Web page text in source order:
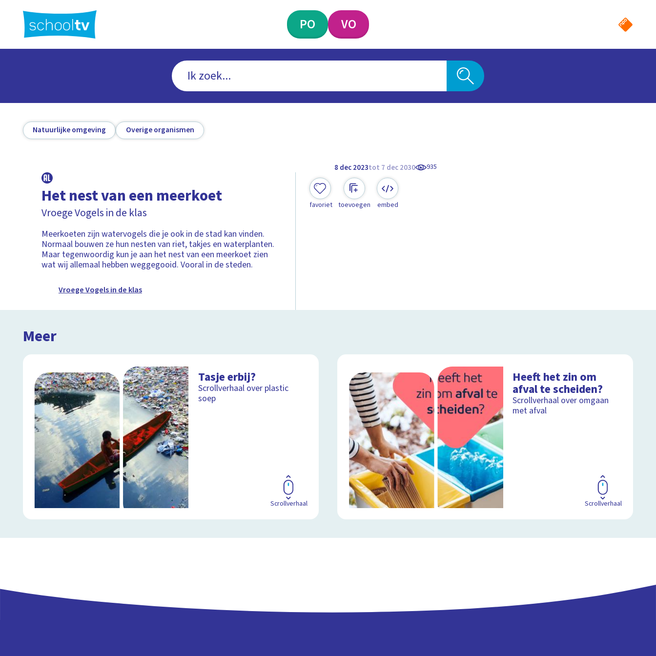
hoofdinhoud
PO VO
Natuurlijke omgeving Overige organismen
8 dec 2023tot 7 dec 2030 935
Het nest van een meerkoet
Vroege Vogels in de klas
Meerkoeten zijn watervogels die je ook in de stad kan vinden.
Normaal bouwen ze hun nesten van riet, takjes en waterplanten.
Maar tegenwoordig kun je aan het nest van een meerkoet zien
wat wij allemaal hebben weggegooid. Vooral in de steden.
Vroege Vogels in de klas
favoriet toevoegen embed
Meer
Tasje erbij?
Scrollverhaal over plastic
soep
Scrollverhaal
Heeft het zin om
afval te scheiden?
Scrollverhaal over omgaan
met afval
Scrollverhaal